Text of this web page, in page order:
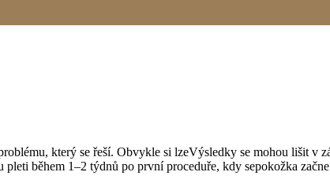
který se řeší. Obvykle si lzeVýsledky se mohou lišit v
během 1–2 týdnů po první proceduře, kdy sepokožka